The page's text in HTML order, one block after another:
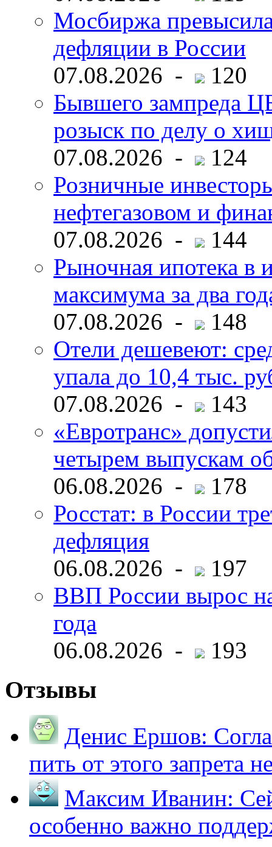
Мосбиржа
дефляции в России
07.08.2026 -
120
Бывшего зампреда
розыск по делу о
07.08.2026 -
124
Розничные
нефтегазовом и
07.08.2026 -
144
Рыночная ипотека в
максимума за два
07.08.2026 -
148
Отели дешевеют:
упала до 10,4 тыс.
07.08.2026 -
143
«Евротранс»
четырем выпускам
06.08.2026 -
178
Росстат: в России
дефляция
06.08.2026 -
197
ВВП России вырос
года
06.08.2026 -
193
Отзывы
Денис Ершов:
пить от этого запрета
Максим Иванин:
особенно важно